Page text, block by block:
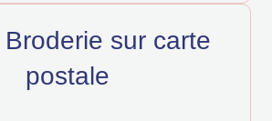
sur carte
postale